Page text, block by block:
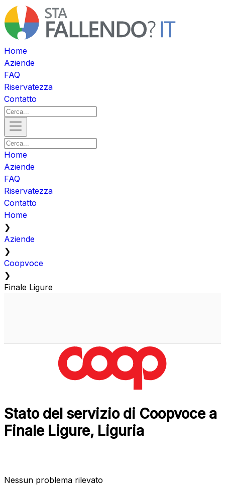
Home
Aziende
FAQ
Riservatezza
Contatto
Home
Aziende
FAQ
Riservatezza
Contatto
Home
❯
Aziende
❯
Coopvoce
❯
Finale Ligure
Stato del servizio di Coopvoce a
Finale Ligure, Liguria
Nessun problema rilevato